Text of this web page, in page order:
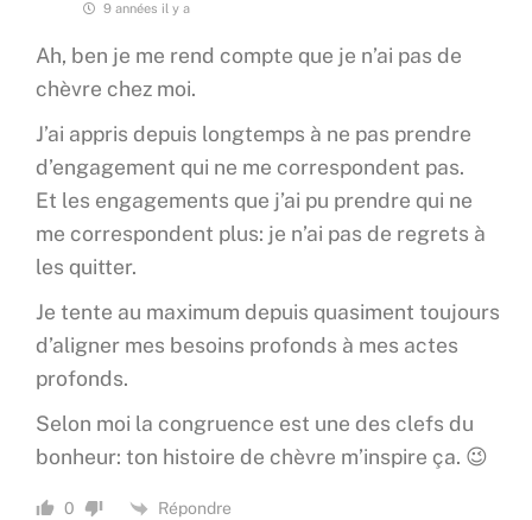
9 années il y a
Ah, ben je me rend compte que je n’ai pas de
chèvre chez moi.
J’ai appris depuis longtemps à ne pas prendre
d’engagement qui ne me correspondent pas.
Et les engagements que j’ai pu prendre qui ne
me correspondent plus: je n’ai pas de regrets à
les quitter.
Je tente au maximum depuis quasiment toujours
d’aligner mes besoins profonds à mes actes
profonds.
Selon moi la congruence est une des clefs du
bonheur: ton histoire de chèvre m’inspire ça. 😉
0 Répondre